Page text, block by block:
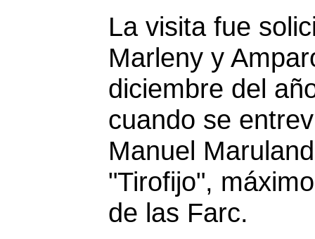
La visita fue
Marleny y
diciembre del
cuando se
Manuel
"Tirofijo",
de las Farc.